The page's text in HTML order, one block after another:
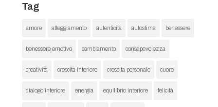
Tag
amore atteggiamento autenticità autostima benessere
benessere emotivo cambiamento consapevolezza
creatività crescita interiore crescita personale cuore
dialogo interiore energia equilibrio interiore felicità